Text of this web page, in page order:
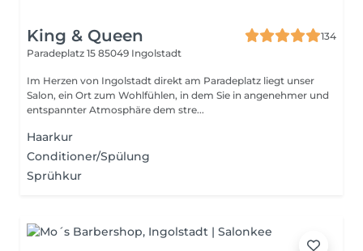
King & Queen
134
Paradeplatz 15 85049 Ingolstadt
Im Herzen von Ingolstadt direkt am Paradeplatz liegt unser
Salon, ein Ort zum Wohlfühlen, in dem Sie in angenehmer und
entspannter Atmosphäre dem stre...
Haarkur
Conditioner/Spülung
Sprühkur